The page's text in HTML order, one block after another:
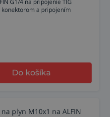
G1/4 na pripojenie TIG
a pripojením
Do košíka
plyn M10x1 na ALFIN